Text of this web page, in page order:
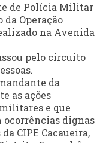
de Polícia Militar
Operação
na Avenida
pelo circuito
da
as ações
e que
ocorrências dignas
CIPE Cacaueira,